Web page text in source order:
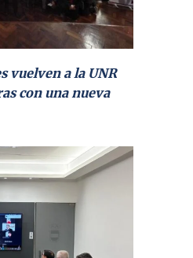
vuelven a la UNR
con una nueva